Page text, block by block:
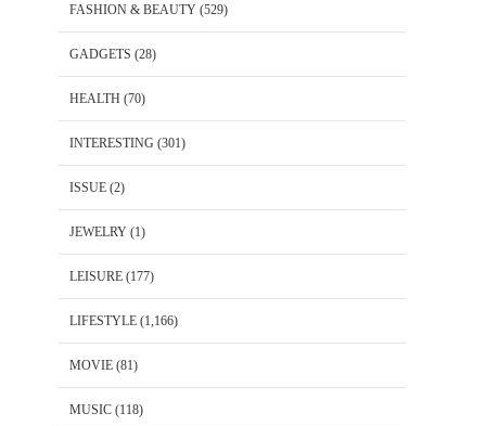
FASHION & BEAUTY (529)
GADGETS (28)
HEALTH (70)
INTERESTING (301)
ISSUE (2)
JEWELRY (1)
LEISURE (177)
LIFESTYLE (1,166)
MOVIE (81)
MUSIC (118)